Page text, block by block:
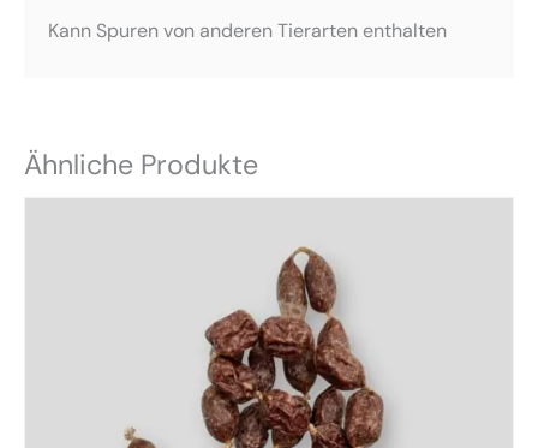
Kann Spuren von anderen Tierarten enthalten
Ähnliche Produkte